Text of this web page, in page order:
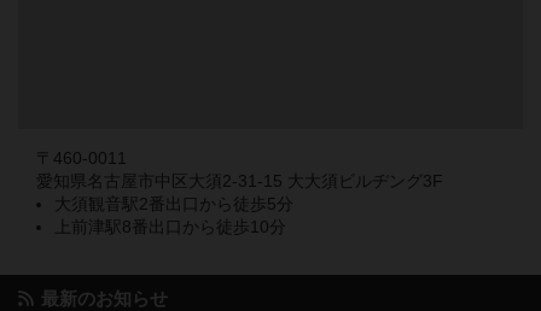
〒460-0011
愛知県名古屋市中区大須2-31-15 大大須ビルヂング3F
大須観音駅2番出口から徒歩5分
上前津駅8番出口から徒歩10分
最新のお知らせ